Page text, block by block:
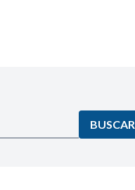
BUSCAR